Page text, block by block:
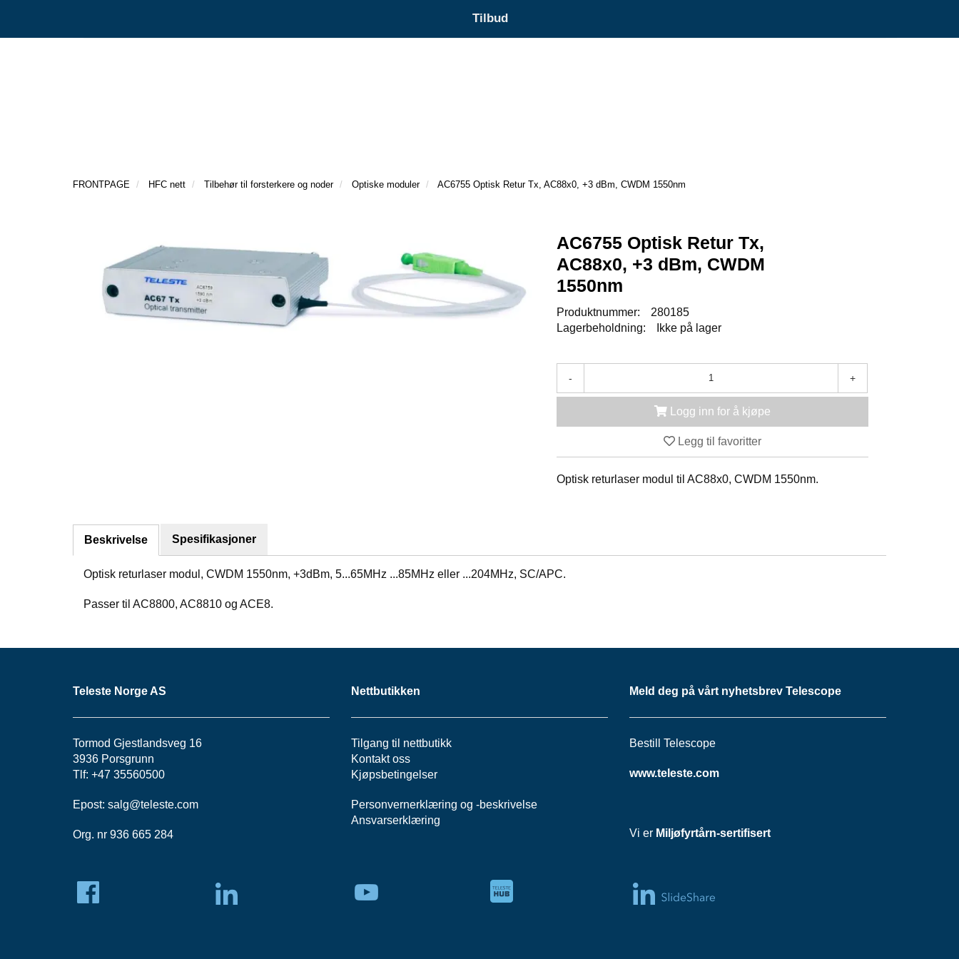
Tilbud
FRONTPAGE HFC nett Tilbehør til forsterkere og noder Optiske moduler AC6755 Optisk Retur Tx, AC88x0, +3 dBm, CWDM 1550nm
AC6755 Optisk Retur Tx,
AC88x0, +3 dBm, CWDM
1550nm
Produktnummer:
280185
Lagerbeholdning:
Ikke på lager
- +
Logg inn for å kjøpe
Legg til favoritter
Optisk returlaser modul til AC88x0, CWDM 1550nm.
Beskrivelse Spesifikasjoner
Optisk returlaser modul, CWDM 1550nm, +3dBm, 5...65MHz ...85MHz eller ...204MHz, SC/APC.
Passer til AC8800, AC8810 og ACE8.
Teleste Norge AS
Tormod Gjestlandsveg 16
3936 Porsgrunn
Tlf: +47 35560500
Epost: salg@teleste.com
Org. nr 936 665 284
Nettbutikken
Tilgang til nettbutikk
Kontakt oss
Kjøpsbetingelser
Personvernerklæring og -beskrivelse
Ansvarserklæring
Meld deg på vårt nyhetsbrev Telescope
Bestill Telescope
www.teleste.com
Vi er Miljøfyrtårn-sertifisert